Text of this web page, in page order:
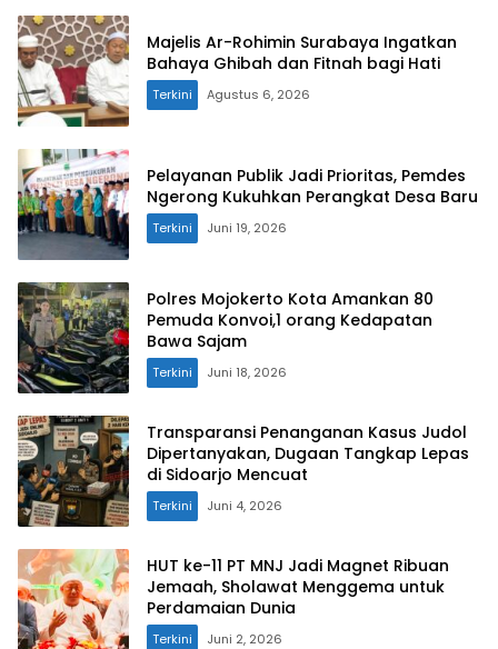
Majelis Ar-Rohimin Surabaya Ingatkan
Bahaya Ghibah dan Fitnah bagi Hati
Terkini Agustus 6, 2026
Pelayanan Publik Jadi Prioritas, Pemdes
Ngerong Kukuhkan Perangkat Desa Baru
Terkini Juni 19, 2026
Polres Mojokerto Kota Amankan 80
Pemuda Konvoi,1 orang Kedapatan
Bawa Sajam
Terkini Juni 18, 2026
Transparansi Penanganan Kasus Judol
Dipertanyakan, Dugaan Tangkap Lepas
di Sidoarjo Mencuat
Terkini Juni 4, 2026
HUT ke-11 PT MNJ Jadi Magnet Ribuan
Jemaah, Sholawat Menggema untuk
Perdamaian Dunia
Terkini Juni 2, 2026